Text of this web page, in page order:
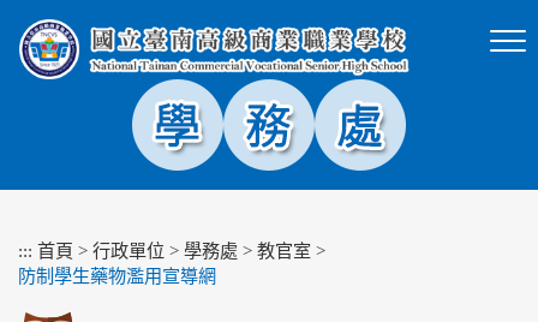
塊
::: 首頁 > 行政單位 > 學務處 > 教官室 >
防制學生藥物濫用宣導網